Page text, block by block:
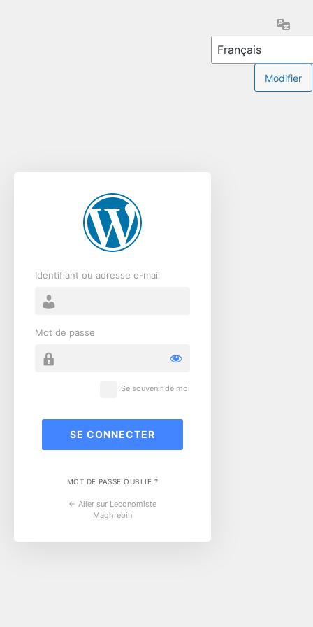
Identifiant ou adresse e-mail
Mot de passe
Se souvenir de moi
MOT DE PASSE OUBLIÉ ?
← Aller sur Leconomiste
Maghrebin